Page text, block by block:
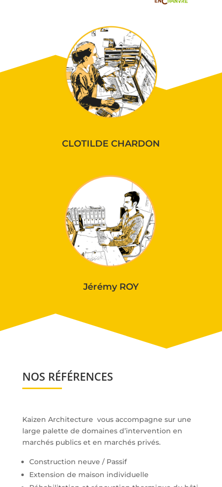
CLOTILDE CHARDON
Jérémy ROY
NOS RÉFÉRENCES
Kaizen Architecture vous accompagne sur une
large palette de domaines d’intervention en
marchés publics et en marchés privés.
Construction neuve / Passif
Extension de maison individuelle